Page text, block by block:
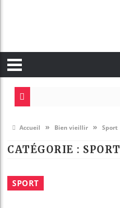
Accueil » Bien vieillir » Sport
CATÉGORIE : SPORT
SPORT